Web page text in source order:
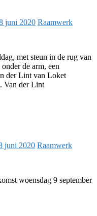
juni 2020 Raamwerk
met steun in de rug van
de arm, een
der Lint van Loket
Van der Lint
juni 2020 Raamwerk
woensdag 9 september